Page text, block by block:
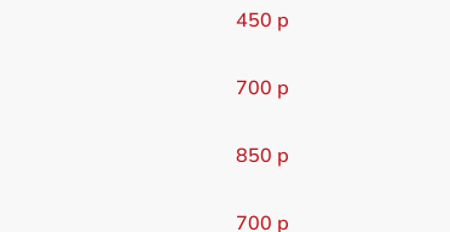
450 р
700 р
850 р
700 р